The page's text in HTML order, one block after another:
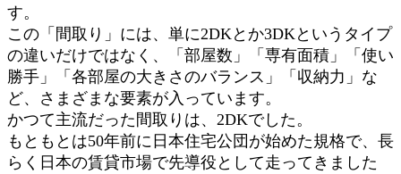
す。
この「間取り」には、単に2DKとか3DKというタイプ
の違いだけではなく、「部屋数」「専有面積」「使い
勝手」「各部屋の大きさのバランス」「収納力」な
ど、さまざまな要素が入っています。
かつて主流だった間取りは、2DKでした。
もともとは50年前に日本住宅公団が始めた規格で、長
らく日本の賃貸市場で先導役として走ってきました